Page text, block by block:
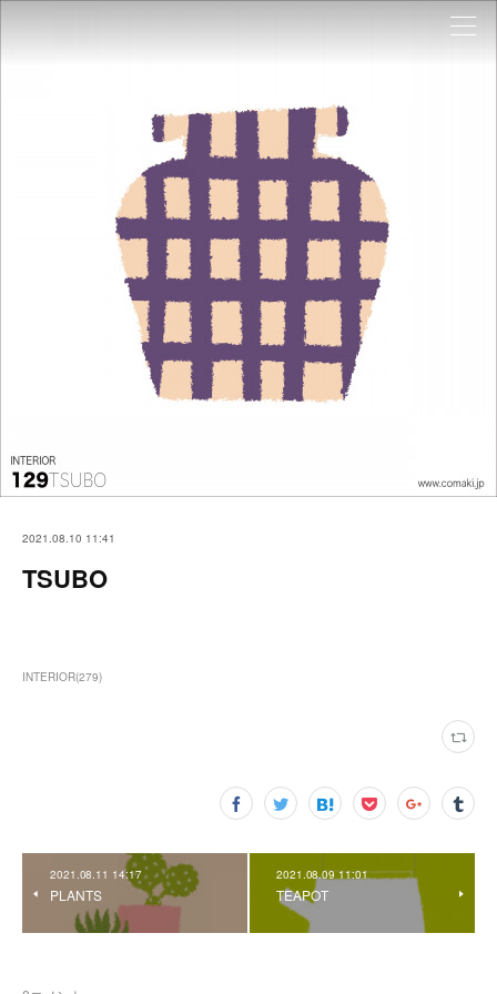
2021.08.10 11:41
TSUBO
INTERIOR(279)
2021.08.11 14:17
PLANTS
2021.08.09 11:01
TEAPOT